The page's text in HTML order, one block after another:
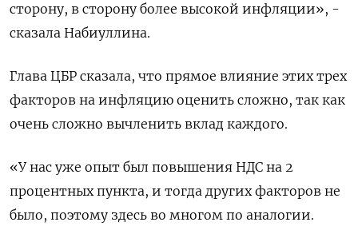
сторону, в сторону более высокой инфляции», -
сказала Набиуллина.
Глава ЦБР сказала, что прямое влияние этих трех
факторов на инфляцию оценить сложно, так как
очень сложно вычленить вклад каждого.
«У нас уже опыт был повышения НДС на 2
процентных пункта, и тогда других факторов не
было, поэтому здесь во многом по аналогии.